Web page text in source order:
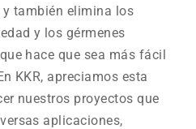
también elimina los
y los gérmenes
hace que sea más fácil
KKR, apreciamos esta
nuestros proyectos que
aplicaciones,